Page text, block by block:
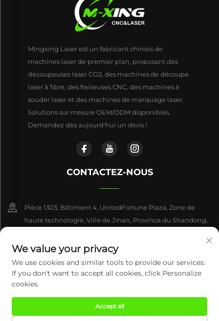
Mingxing Laser est un fabricant chinois de
machines laser de premier plan, proposant des
découpeuses laser CO2, des machines de découpe
laser à fibre, des fraiseuses CNC, des machines à
souder laser et des machines de marquage laser.
Solutions sur mesure OEM/ODM disponibles.
Demandez dès aujourd'hui un devis !
CONTACTEZ-NOUS
Pièce 1303, Bâtiment 4, UnitedFortune Plaza, Zone de
haute technologie, Ville de Jinan, Province du Shandong,
+86-17863846870
[email protected]
Tous droits réservés © 2026 Century Mingxing (Jinan) Intelligent
Technology Co., Ltd. Politique de confidentialité
We value your privacy
We use cookies and similar tools to provide our services.
If you don't want to accept all cookies, click Personalize
cookies.
Accept all